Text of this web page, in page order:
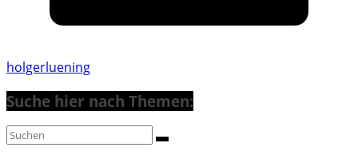
holgerluening
Suche hier nach Themen: